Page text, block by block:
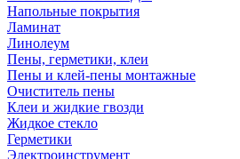
Напольные покрытия
Ламинат
Линолеум
Пены, герметики, клеи
Пены и клей-пены монтажные
Очиститель пены
Клеи и жидкие гвозди
Жидкое стекло
Герметики
Электроинструмент